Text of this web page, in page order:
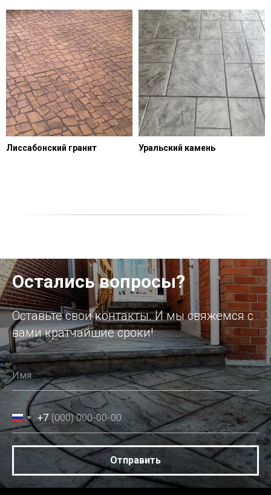
Лиссабонский гранит Уральский камень
Остались вопросы?
Оставьте свои контакты. И мы свяжемся с
вами кратчайшие сроки!
+7
Отправить